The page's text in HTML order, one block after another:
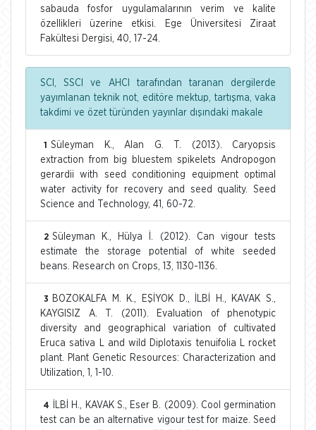
sabauda fosfor uygulamalarının verim ve kalite
özellikleri üzerine etkisi. Ege Üniversitesi Ziraat
Fakültesi Dergisi, 40, 17-24.
SCI, SSCI ve AHCI tarafından taranan dergilerde
yayımlanan teknik not, editöre mektup, tartışma, vaka
takdimi ve özet türünden yayınlar dışındaki makale
1
Süleyman K., Alan G. T. (2013). Caryopsis
extraction from big bluestem spikelets Andropogon
gerardii with seed conditioning equipment optimal
water activity for recovery and seed quality. Seed
Science and Technology, 41, 60-72.
2 Süleyman K., Hülya İ. (2012). Can vigour tests
estimate the storage potential of white seeded
beans. Research on Crops, 13, 1130-1136.
3
BOZOKALFA M. K., EŞİYOK D., İLBİ H., KAVAK S.,
KAYGISIZ A. T. (2011). Evaluation of phenotypic
diversity and geographical variation of cultivated
Eruca sativa L and wild Diplotaxis tenuifolia L rocket
plant. Plant Genetic Resources: Characterization and
Utilization, 1, 1-10.
4
İLBİ H., KAVAK S., Eser B. (2009). Cool germination
test can be an alternative vigour test for maize. Seed